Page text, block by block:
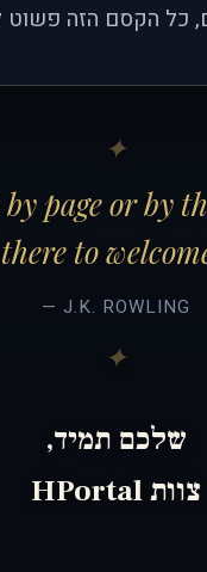
כל הקסם הזה פשוט
page or by
to
— J.K. ROWLING
שלכם תמיד,
צוות HPortal